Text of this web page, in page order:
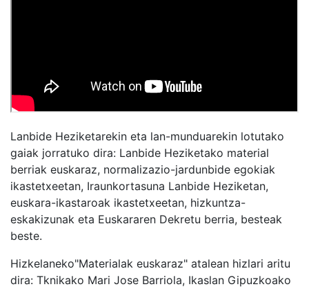
Lanbide Heziketarekin eta lan-munduarekin lotutako
gaiak jorratuko dira: Lanbide Heziketako material
berriak euskaraz, normalizazio-jardunbide egokiak
ikastetxeetan, Iraunkortasuna Lanbide Heziketan,
euskara-ikastaroak ikastetxeetan, hizkuntza-
eskakizunak eta Euskararen Dekretu berria, besteak
beste.
Hizkelaneko"Materialak euskaraz" atalean hizlari aritu
dira: Tknikako Mari Jose Barriola, Ikaslan Gipuzkoako